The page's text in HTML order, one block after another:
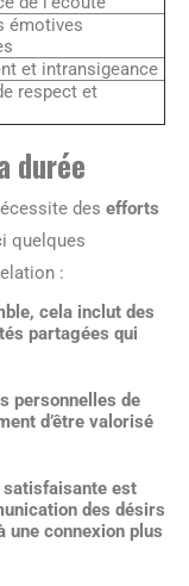
émotives
et intransigeance
respect et
durée
des efforts
quelques
:
cela inclut des
partagées qui
personnelles de
d’être valorisé
est
des désirs
une connexion plus